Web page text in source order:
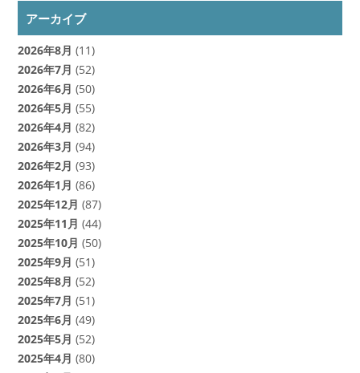
アーカイブ
2026年8月 (11)
2026年7月 (52)
2026年6月 (50)
2026年5月 (55)
2026年4月 (82)
2026年3月 (94)
2026年2月 (93)
2026年1月 (86)
2025年12月 (87)
2025年11月 (44)
2025年10月 (50)
2025年9月 (51)
2025年8月 (52)
2025年7月 (51)
2025年6月 (49)
2025年5月 (52)
2025年4月 (80)